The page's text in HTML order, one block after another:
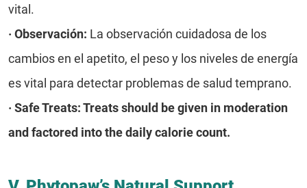
vital.
· Observación: La observación cuidadosa de los
cambios en el apetito, el peso y los niveles de energía
es vital para detectar problemas de salud temprano.
· Safe Treats: Treats should be given in moderation
and factored into the daily calorie count.